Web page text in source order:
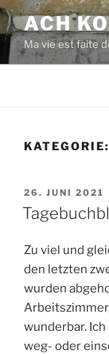
Zum
Inhalt
springen
ACH
Ma vie est faite
KATEGORIE:
AM
26. JUNI 2021
Zu viel und
den letzten
wurden
wunderbar.
weg- oder